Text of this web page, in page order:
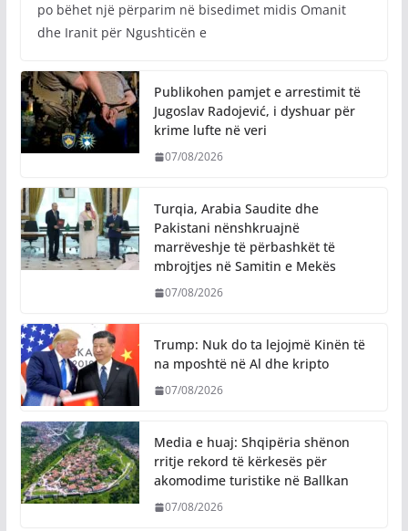
po bëhet një përparim në bisedimet midis Omanit
dhe Iranit për Ngushticën e
Publikohen pamjet e arrestimit të
Jugoslav Radojević, i dyshuar për
krime lufte në veri
07/08/2026
Turqia, Arabia Saudite dhe
Pakistani nënshkruajnë
marrëveshje të përbashkët të
mbrojtjes në Samitin e Mekës
07/08/2026
Trump: Nuk do ta lejojmë Kinën të
na mposhtë në Al dhe kripto
07/08/2026
Media e huaj: Shqipëria shënon
rritje rekord të kërkesës për
akomodime turistike në Ballkan
07/08/2026